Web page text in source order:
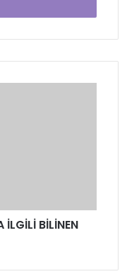
İLGİLİ BİLİNEN